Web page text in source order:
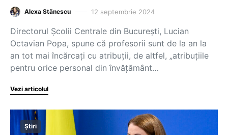
Alexa Stănescu 12 septembrie 2024
Directorul Școlii Centrale din București, Lucian
Octavian Popa, spune că profesorii sunt de la an la
an tot mai încărcați cu atribuții, de altfel, „atribuțiile
pentru orice personal din învățământ…
Vezi articolul
Știri